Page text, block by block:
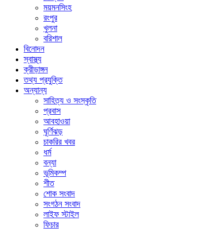
ময়মনসিংহ
রংপুর
খুলনা
বরিশাল
বিনোদন
স্বাস্থ্য
ক্রীড়াঙ্গন
তথ্য প্রযুক্তি
অন্যান্য
সাহিত্য ও সংস্কৃতি
প্রবাস
আবহাওয়া
ঘূর্ণিঝড়
চাকরির খবর
ধর্ম
বন্যা
ভূমিকম্প
শীত
শোক সংবাদ
সংগঠন সংবাদ
লাইফ স্টাইল
ফিচার